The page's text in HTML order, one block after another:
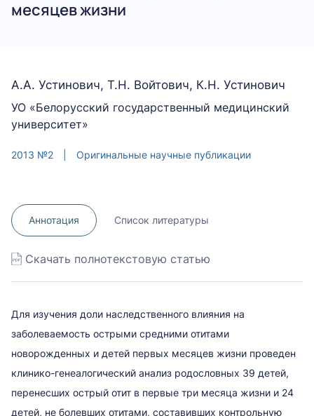
месяцев жизни
А.А. Устинович, Т.Н. Войтович, К.Н. Устинович
УО «Белорусский государственный медицинский
университет»
2013 №2 Оригинальные научные публикации
Аннотация Список литературы
Скачать полнотекстовую статью
Для изучения доли наследственного влияния на
заболеваемость острыми средними отитами
новорожденных и детей первых месяцев жизни проведен
клинико-генеалогический анализ родословных 39 детей,
перенесших острый отит в первые три месяца жизни и 24
детей, не болевших отитами, составивших контрольную